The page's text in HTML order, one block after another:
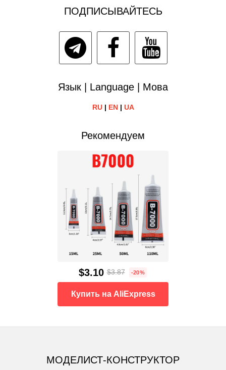
ПОДПИСЫВАЙТЕСЬ
Язык | Language | Мова
RU| EN| UA
Рекомендуем
$3.10 $3.87 -20%
Купить на AliExpress
МОДЕЛИСТ-КОНСТРУКТОР